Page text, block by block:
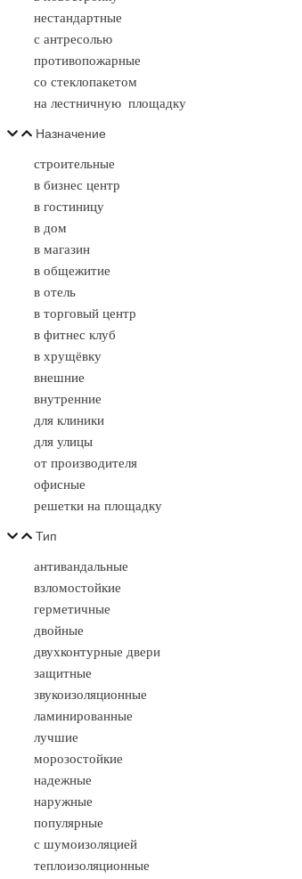
нестандартные
с антресолью
противопожарные
со стеклопакетом
на лестничную площадку
Назначение
строительные
в бизнес центр
в гостиницу
в дом
в магазин
в общежитие
в отель
в торговый центр
в фитнес клуб
в хрущёвку
внешние
внутренние
для клиники
для улицы
от производителя
офисные
решетки на площадку
Тип
антивандальные
взломостойкие
герметичные
двойные
двухконтурные двери
защитные
звукоизоляционные
ламинированные
лучшие
морозостойкие
надежные
наружные
популярные
с шумоизоляцией
теплоизоляционные